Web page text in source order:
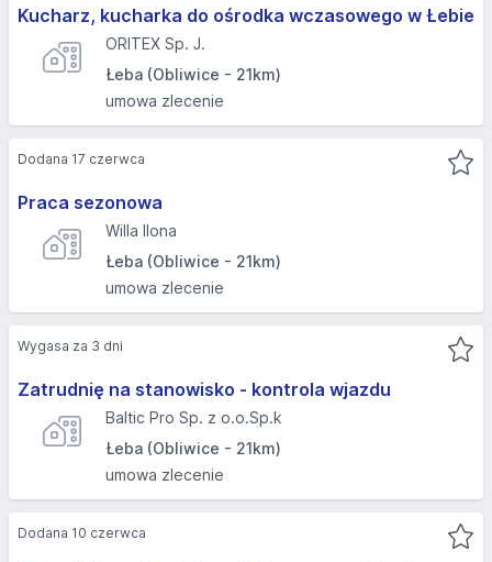
Kucharz, kucharka do ośrodka wczasowego w Łebie
ORITEX Sp. J.
Łeba (Obliwice - 21km)
umowa zlecenie
Praca sezonowa
Willa Ilona
Łeba (Obliwice - 21km)
umowa zlecenie
Dodana 17 czerwca
Zatrudnię na stanowisko - kontrola wjazdu
Baltic Pro Sp. z o.o.Sp.k
Łeba (Obliwice - 21km)
umowa zlecenie
Wygasa za 3 dni
Dodana 10 czerwca